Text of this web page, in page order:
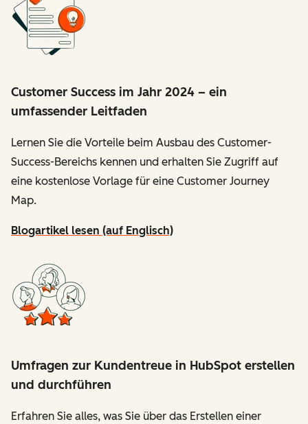
Customer Success im Jahr 2024 – ein
umfassender Leitfaden
Lernen Sie die Vorteile beim Ausbau des Customer-
Success-Bereichs kennen und erhalten Sie Zugriff auf
eine kostenlose Vorlage für eine Customer Journey
Map.
Blogartikel lesen (auf Englisch)
Umfragen zur Kundentreue in HubSpot erstellen
und durchführen
Erfahren Sie alles, was Sie über das Erstellen einer